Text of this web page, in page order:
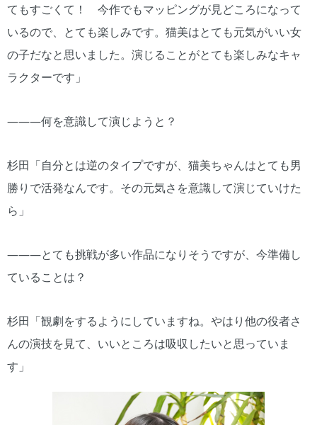
てもすごくて！ 今作でもマッピングが見どころになって
いるので、とても楽しみです。猫美はとても元気がいい女
の子だなと思いました。演じることがとても楽しみなキャ
ラクターです」
―――何を意識して演じようと？
杉田「自分とは逆のタイプですが、猫美ちゃんはとても男
勝りで活発なんです。その元気さを意識して演じていけた
ら」
―――とても挑戦が多い作品になりそうですが、今準備し
ていることは？
杉田「観劇をするようにしていますね。やはり他の役者さ
んの演技を見て、いいところは吸収したいと思っていま
す」